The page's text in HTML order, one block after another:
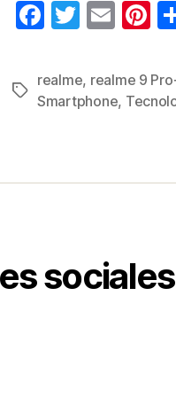
F
c
e
o
T
tt
er
E
ail
Pi
er
e
Etiquetas
realme, realme 9
Smartphone,
sociales